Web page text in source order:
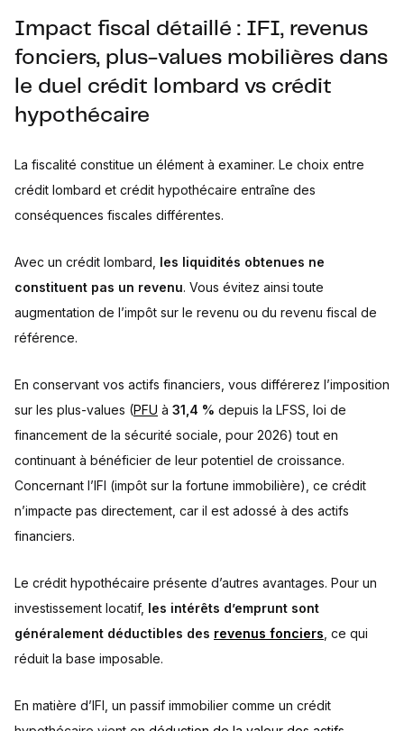
Impact fiscal détaillé : IFI, revenus
fonciers, plus-values mobilières dans
le duel crédit lombard vs crédit
hypothécaire
La fiscalité constitue un élément à examiner. Le choix entre
crédit lombard et crédit hypothécaire entraîne des
conséquences fiscales différentes.
Avec un crédit lombard, les liquidités obtenues ne
constituent pas un revenu. Vous évitez ainsi toute
augmentation de l’impôt sur le revenu ou du revenu fiscal de
référence.
En conservant vos actifs financiers, vous différerez l’imposition
sur les plus-values (PFU à 31,4 % depuis la LFSS, loi de
financement de la sécurité sociale, pour 2026) tout en
continuant à bénéficier de leur potentiel de croissance.
Concernant l’IFI (impôt sur la fortune immobilière), ce crédit
n’impacte pas directement, car il est adossé à des actifs
financiers.
Le crédit hypothécaire présente d’autres avantages. Pour un
investissement locatif, les intérêts d’emprunt sont
généralement déductibles des revenus fonciers , ce qui
réduit la base imposable.
En matière d’IFI, un passif immobilier comme un crédit